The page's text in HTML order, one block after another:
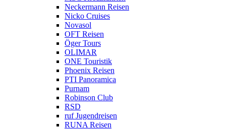
Neckermann Reisen
Nicko Cruises
Novasol
OFT Reisen
Öger Tours
OLIMAR
ONE Touristik
Phoenix Reisen
PTI Panoramica
Purnam
Robinson Club
RSD
ruf Jugendreisen
RUNA Reisen